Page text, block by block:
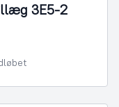
3E5-2